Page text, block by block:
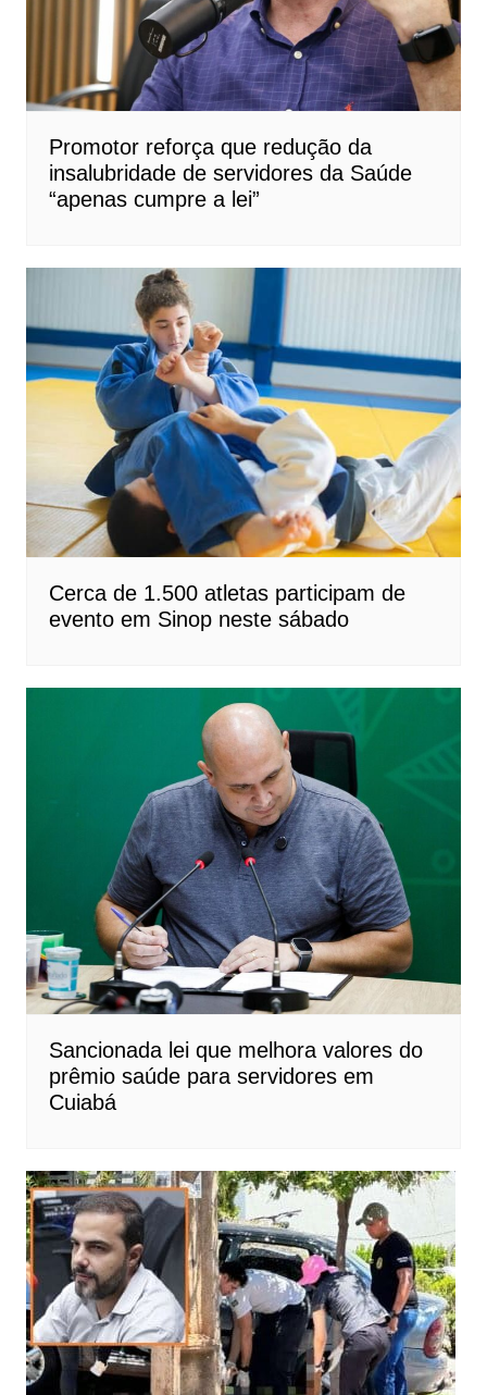
Promotor reforça que redução da
insalubridade de servidores da Saúde
“apenas cumpre a lei”
Cerca de 1.500 atletas participam de
evento em Sinop neste sábado
Sancionada lei que melhora valores do
prêmio saúde para servidores em
Cuiabá